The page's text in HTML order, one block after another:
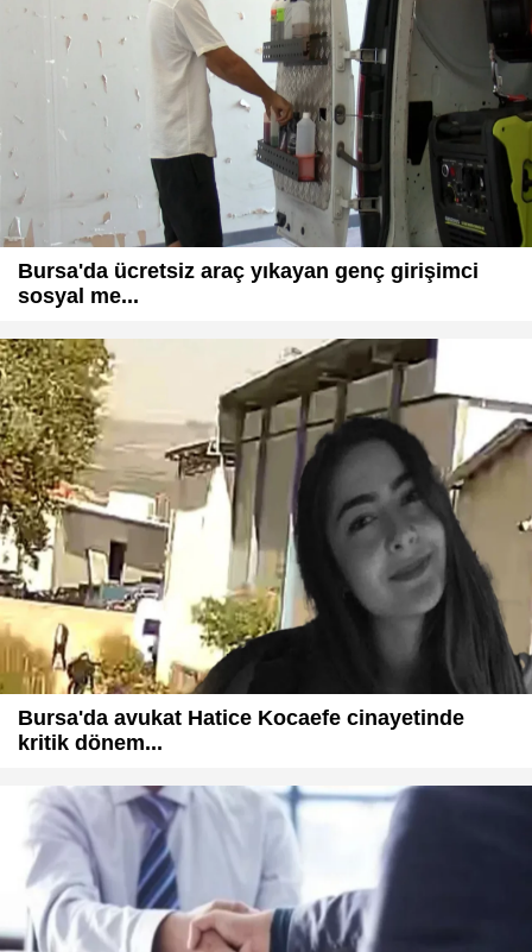
Bursa'da ücretsiz araç yıkayan genç girişimci
sosyal me...
Bursa'da avukat Hatice Kocaefe cinayetinde
kritik dönem...